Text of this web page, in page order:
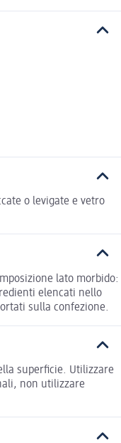
o levigate e vetro
lato morbido:
elencati nello
sulla confezione.
superficie. Utilizzare
non utilizzare